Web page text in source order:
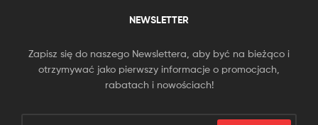
NEWSLETTER
Zapisz się do naszego Newslettera, aby być na bieżąco i
otrzymywać jako pierwszy informacje o promocjach,
rabatach i nowościach!